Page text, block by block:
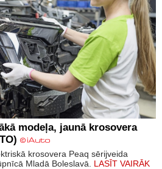
modeļa, jaunā krosovera
krosovera Peaq sērijveida
Mladā Boleslavā. LASĪT VAIRĀK